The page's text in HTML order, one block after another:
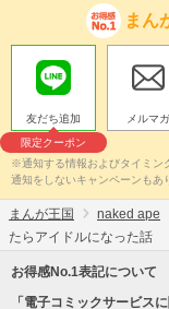
まん
友だち追加
限定クーポン
メルマガ
※通知する情報およびタイミン
通知をしないキャンペーンもあ
まんが王国 naked ape
たらアイドルになった話
お得感No.1表記について
「電子コミックサービス